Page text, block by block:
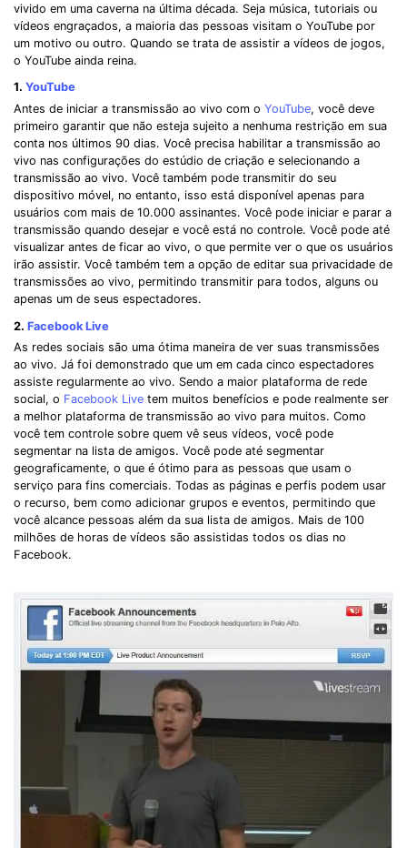
vivido em uma caverna na última década. Seja música, tutoriais ou
vídeos engraçados, a maioria das pessoas visitam o YouTube por
um motivo ou outro. Quando se trata de assistir a vídeos de jogos,
o YouTube ainda reina.
1. YouTube
Antes de iniciar a transmissão ao vivo com o YouTube, você deve
primeiro garantir que não esteja sujeito a nenhuma restrição em sua
conta nos últimos 90 dias. Você precisa habilitar a transmissão ao
vivo nas configurações do estúdio de criação e selecionando a
transmissão ao vivo. Você também pode transmitir do seu
dispositivo móvel, no entanto, isso está disponível apenas para
usuários com mais de 10.000 assinantes. Você pode iniciar e parar a
transmissão quando desejar e você está no controle. Você pode até
visualizar antes de ficar ao vivo, o que permite ver o que os usuários
irão assistir. Você também tem a opção de editar sua privacidade de
transmissões ao vivo, permitindo transmitir para todos, alguns ou
apenas um de seus espectadores.
2. Facebook Live
As redes sociais são uma ótima maneira de ver suas transmissões
ao vivo. Já foi demonstrado que um em cada cinco espectadores
assiste regularmente ao vivo. Sendo a maior plataforma de rede
social, o Facebook Live tem muitos benefícios e pode realmente ser
a melhor plataforma de transmissão ao vivo para muitos. Como
você tem controle sobre quem vê seus vídeos, você pode
segmentar na lista de amigos. Você pode até segmentar
geograficamente, o que é ótimo para as pessoas que usam o
serviço para fins comerciais. Todas as páginas e perfis podem usar
o recurso, bem como adicionar grupos e eventos, permitindo que
você alcance pessoas além da sua lista de amigos. Mais de 100
milhões de horas de vídeos são assistidas todos os dias no
Facebook.